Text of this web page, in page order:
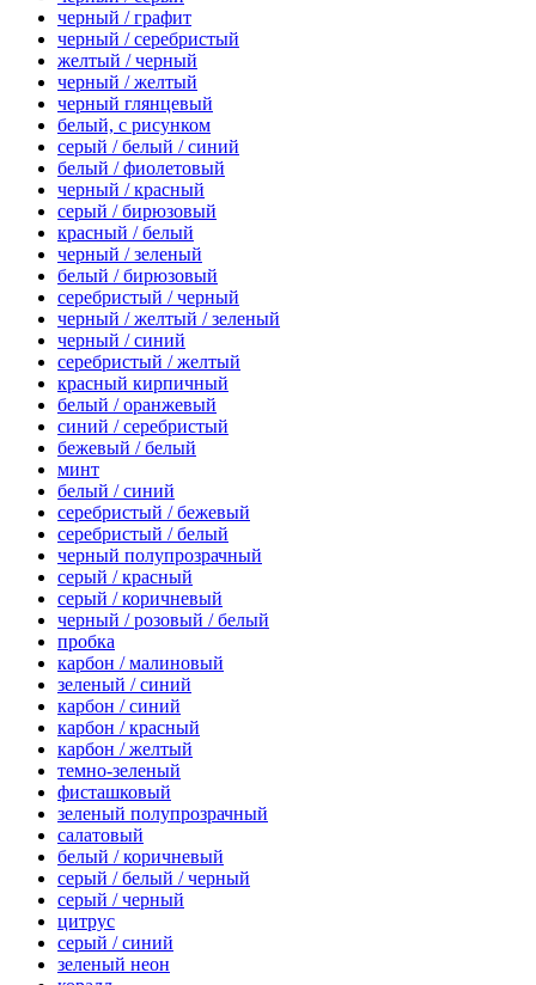
черный / графит
черный / серебристый
желтый / черный
черный / желтый
черный глянцевый
белый, с рисунком
серый / белый / синий
белый / фиолетовый
черный / красный
серый / бирюзовый
красный / белый
черный / зеленый
белый / бирюзовый
серебристый / черный
черный / желтый / зеленый
черный / синий
серебристый / желтый
красный кирпичный
белый / оранжевый
синий / серебристый
бежевый / белый
минт
белый / синий
серебристый / бежевый
серебристый / белый
черный полупрозрачный
серый / красный
серый / коричневый
черный / розовый / белый
пробка
карбон / малиновый
зеленый / синий
карбон / синий
карбон / красный
карбон / желтый
темно-зеленый
фисташковый
зеленый полупрозрачный
салатовый
белый / коричневый
серый / белый / черный
серый / черный
цитрус
серый / синий
зеленый неон